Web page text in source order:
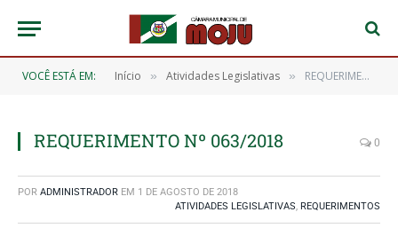
VOCÊ ESTÁ EM: Início » Atividades Legislativas » REQUERIMENTO Nº 063/2018
REQUERIMENTO Nº 063/2018 0
POR ADMINISTRADOR EM 1 DE AGOSTO DE 2018
ATIVIDADES LEGISLATIVAS, REQUERIMENTOS